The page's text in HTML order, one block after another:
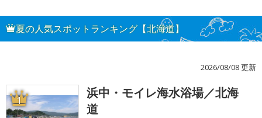
夏の人気スポットランキング【北海道】
2026/08/08 更新
1
浜中・モイレ海水浴場／北海
道